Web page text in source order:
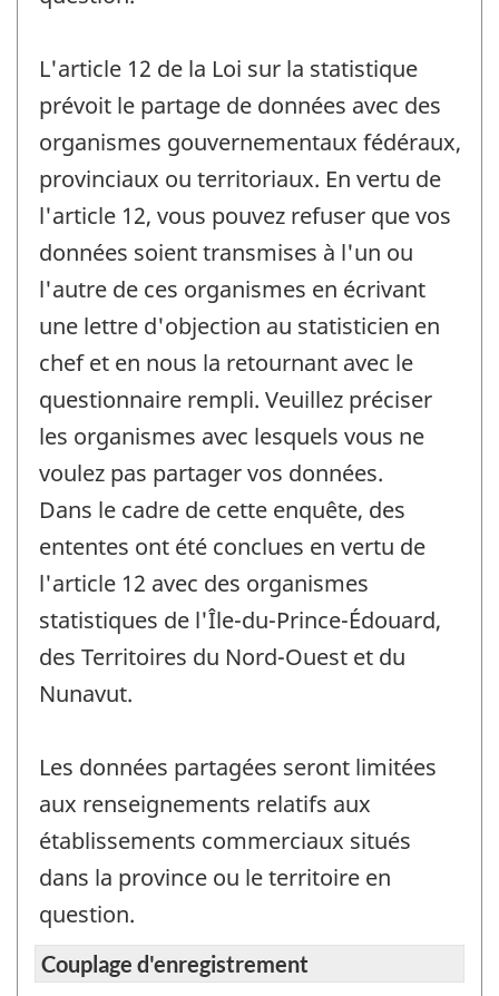
L'article 12 de la Loi sur la statistique
prévoit le partage de données avec des
organismes gouvernementaux fédéraux,
provinciaux ou territoriaux. En vertu de
l'article 12, vous pouvez refuser que vos
données soient transmises à l'un ou
l'autre de ces organismes en écrivant
une lettre d'objection au statisticien en
chef et en nous la retournant avec le
questionnaire rempli. Veuillez préciser
les organismes avec lesquels vous ne
voulez pas partager vos données.
Dans le cadre de cette enquête, des
ententes ont été conclues en vertu de
l'article 12 avec des organismes
statistiques de l'Île-du-Prince-Édouard,
des Territoires du Nord-Ouest et du
Nunavut.
Les données partagées seront limitées
aux renseignements relatifs aux
établissements commerciaux situés
dans la province ou le territoire en
question.
Couplage d'enregistrement